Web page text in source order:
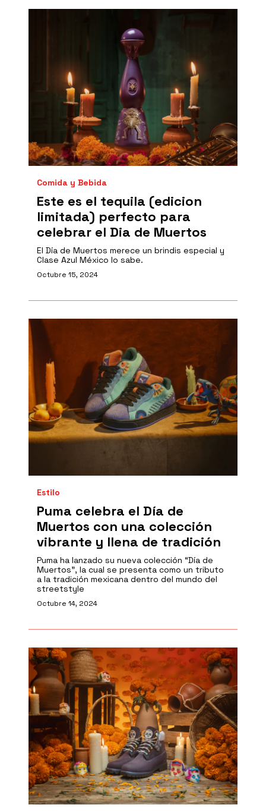
Comida y Bebida
Este es el tequila (edicion
limitada) perfecto para
celebrar el Dia de Muertos
El Día de Muertos merece un brindis especial y
Clase Azul México lo sabe.
Octubre 15, 2024
Estilo
Puma celebra el Día de
Muertos con una colección
vibrante y llena de tradición
Puma ha lanzado su nueva colección “Día de
Muertos”, la cual se presenta como un tributo
a la tradición mexicana dentro del mundo del
streetstyle
Octubre 14, 2024